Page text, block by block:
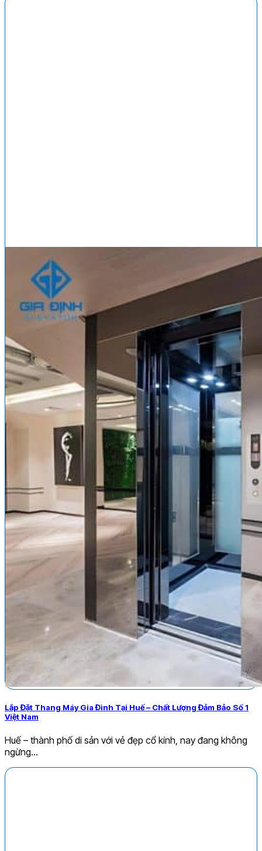
Lắp Đặt Thang Máy Gia Đình Tại Huế – Chất Lượng Đảm Bảo Số 1
Việt Nam
Huế – thành phố di sản với vẻ đẹp cổ kính, nay đang không
ngừng...